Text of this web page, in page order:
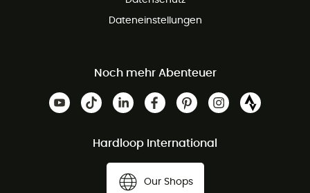
Dateneinstellungen
Noch mehr Abenteuer
Hardloop International
Our Shops